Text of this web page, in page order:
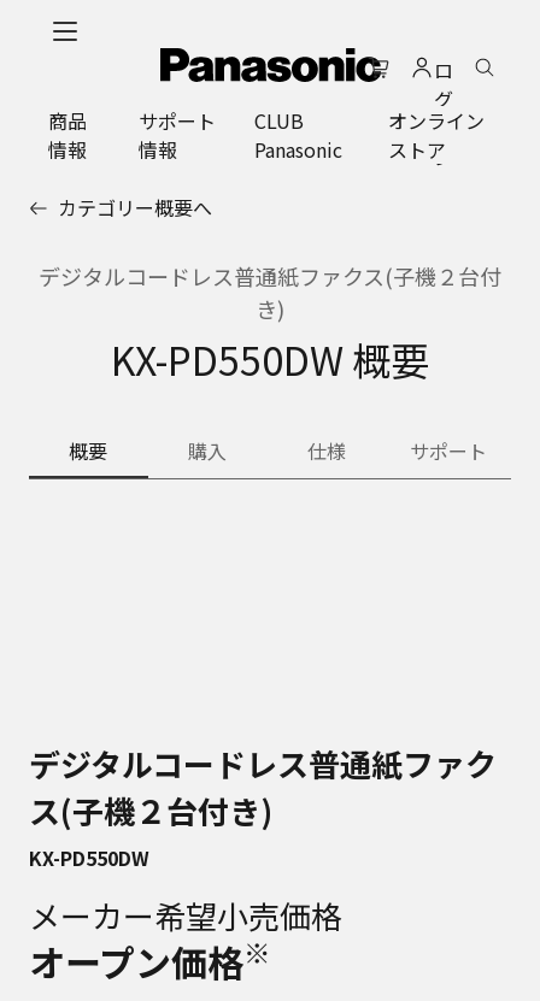
ロ
グ
イ
ン
商品
情報
サポート
情報
CLUB
Panasonic
オンライン
ストア
カテゴリー概要へ
デジタルコードレス普通紙ファクス(子機２台付
き)
KX-PD550DW 概要
概要 購入 仕様 サポート
デジタルコードレス普通紙ファク
ス(子機２台付き)
KX-PD550DW
メーカー希望小売価格
オープン価格※